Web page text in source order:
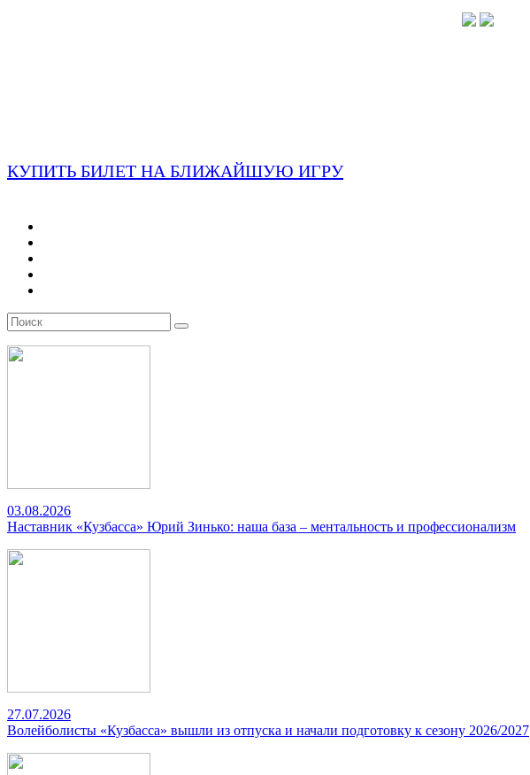
КУПИТЬ БИЛЕТ НА БЛИЖАЙШУЮ ИГРУ
03.08.2026
Наставник «Кузбасса» Юрий Зинько: наша база – ментальность и профессионализм
27.07.2026
Волейболисты «Кузбасса» вышли из отпуска и начали подготовку к сезону 2026/2027